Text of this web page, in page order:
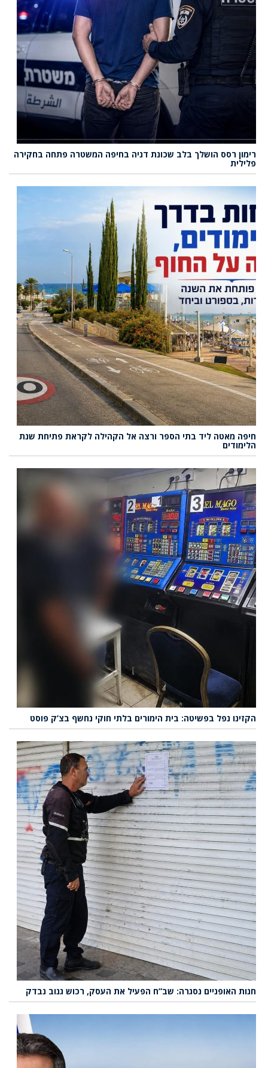
רימון רסס הושלך בלב שכונת דניה בחיפה המשטרה פתחה בחקירה
פלילית
חיפה מאטה ליד בתי הספר ורצה אל הקהילה לקראת פתיחת שנת
הלימודים
הקזינו נפל בפשיטה: בית הימורים בלתי חוקי נחשף בצ’ק פוסט
חנות האופניים נסגרה: שב”ח הפעיל את העסק, רכוש גנוב נבדק